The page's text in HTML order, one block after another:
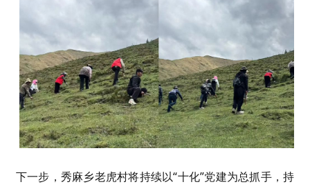
下一步，秀麻乡老虎村将持续以“十化”党建为总抓手，持